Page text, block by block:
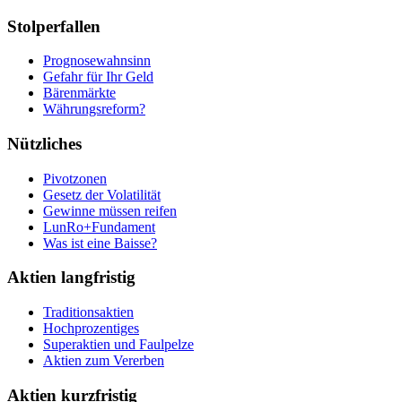
Stolperfallen
Prognosewahnsinn
Gefahr für Ihr Geld
Bärenmärkte
Währungsreform?
Nützliches
Pivotzonen
Gesetz der Volatilität
Gewinne müssen reifen
LunRo+Fundament
Was ist eine Baisse?
Aktien langfristig
Traditionsaktien
Hochprozentiges
Superaktien und Faulpelze
Aktien zum Vererben
Aktien kurzfristig